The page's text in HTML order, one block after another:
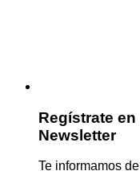
Regístrate
Newsletter
Te informamos